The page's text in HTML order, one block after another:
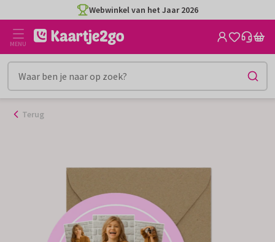
naar
inhoud
Webwinkel van het Jaar 2026
MENU
Terug